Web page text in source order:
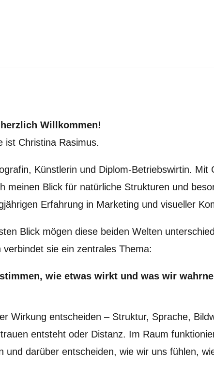
Willkommen!
ist Christina Rasimus.
Künstlerin und Diplom-Betriebswirtin. Mit
meinen Blick für natürliche Strukturen und
Erfahrung in Marketing und visueller
Blick mögen diese beiden Welten
verbindet sie ein zentrales Thema:
wie etwas wirkt und was wir
Wirkung entscheiden – Struktur, Sprache,
entsteht oder Distanz. Im Raum
darüber entscheiden, wie wir uns fühlen,